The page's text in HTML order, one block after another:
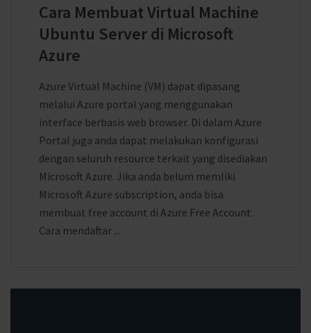
Cara Membuat Virtual Machine
Ubuntu Server di Microsoft
Azure
Azure Virtual Machine (VM) dapat dipasang
melalui Azure portal yang menggunakan
interface berbasis web browser. Di dalam Azure
Portal juga anda dapat melakukan konfigurasi
dengan seluruh resource terkait yang disediakan
Microsoft Azure. Jika anda belum memliki
Microsoft Azure subscription, anda bisa
membuat free account di Azure Free Account
Cara mendaftar ...